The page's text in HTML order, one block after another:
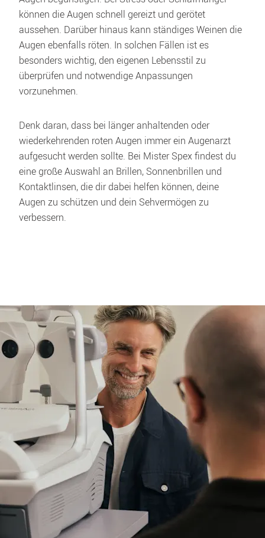
können die Augen schnell gereizt und gerötet
aussehen. Darüber hinaus kann ständiges Weinen die
Augen ebenfalls röten. In solchen Fällen ist es
besonders wichtig, den eigenen Lebensstil zu
überprüfen und notwendige Anpassungen
vorzunehmen.
Denk daran, dass bei länger anhaltenden oder
wiederkehrenden roten Augen immer ein Augenarzt
aufgesucht werden sollte. Bei Mister Spex findest du
eine große Auswahl an Brillen, Sonnenbrillen und
Kontaktlinsen, die dir dabei helfen können, deine
Augen zu schützen und dein Sehvermögen zu
verbessern.